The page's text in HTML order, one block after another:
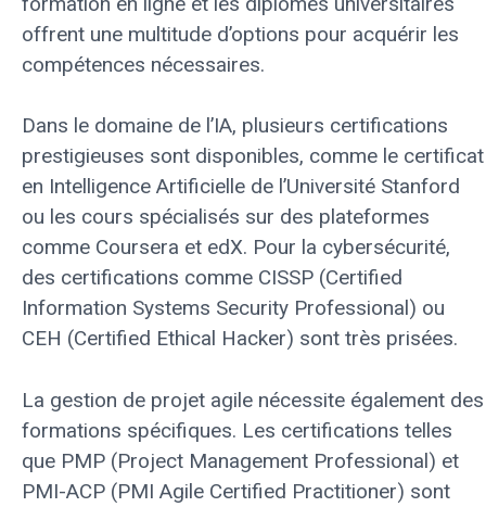
offrent une multitude d’options pour acquérir les
compétences nécessaires.
Dans le domaine de l’IA, plusieurs certifications
prestigieuses sont disponibles, comme le certificat
en Intelligence Artificielle de l’Université Stanford
ou les cours spécialisés sur des plateformes
comme Coursera et edX. Pour la cybersécurité,
des certifications comme CISSP (Certified
Information Systems Security Professional) ou
CEH (Certified Ethical Hacker) sont très prisées.
La gestion de projet agile nécessite également des
formations spécifiques. Les certifications telles
que PMP (Project Management Professional) et
PMI-ACP (PMI Agile Certified Practitioner) sont